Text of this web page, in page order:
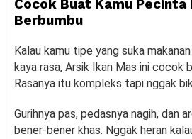
Cocok Buat Kamu Pecinta
Berbumbu
Kalau kamu tipe yang suka
kaya rasa, Arsik Ikan Mas ini cocok
Rasanya itu kompleks tapi nggak
Gurihnya pas, pedasnya nagih, dan
bener-bener khas. Nggak heran